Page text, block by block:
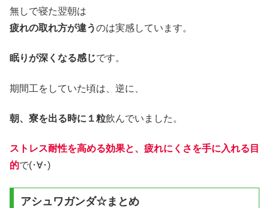
無しで寝た翌朝は
疲れの取れ方が違うのは実感しています。
眠りが深くなる感じです。
期間工をしていた頃は、逆に、
朝、寮を出る時に１粒飲んでいました。
ストレス耐性を高める効果と、疲れにくさを手に入れる目
的で(･∀･)
アシュワガンダ☆まとめ